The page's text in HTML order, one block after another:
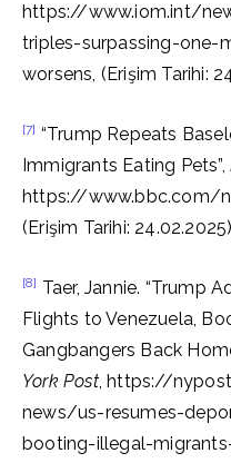
https://www.iom.int/
triples-surpassing-one-
worsens, (Erişim Tarihi:
[7] “Trump Repeats
Immigrants Eating Pets”,
https://www.bbc.com/
(Erişim Tarihi:
[8] Taer, Jannie. “Trump
Flights to Venezuela,
Gangbangers Back
York Post, https://
news/us-resumes-
booting-illegal-